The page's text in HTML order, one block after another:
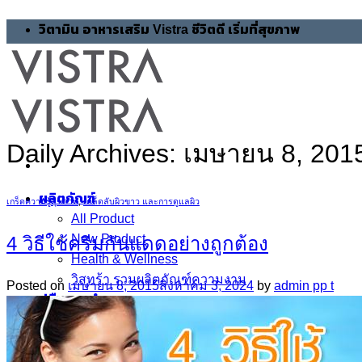
content
วิตามิน อาหารเสริม Vistra ชีวิตดี เริ่มที่สุขภาพ
ผลิตภัณฑ์
All Product
New Product
Health & Wellness
วิสทร้า รวมผลิตภัณฑ์ความงาม
คู่มือแนะนำสุขภาพ
เคล็ดลับผิวสวยใส อ่อนกว่าวัย
เคล็ดลับผมสวยสุขภาพดี
Daily Archives: เมษายน 8,
เกร็ดความรู้สุขภาพ,เคล็ดลับผิวขาว และการดูแลผิว
4 วิธีใช้ครีมกันแดดอย่างถูกต้อง
Posted on เมษายน 8, 2015สิงหาคม 3, 2024 by admin pp t